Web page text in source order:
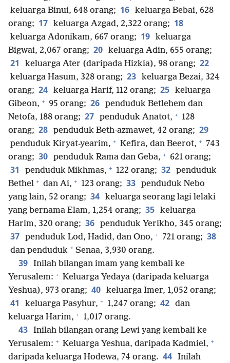
keluarga Binui, 648 orang; 16 keluarga Bebai, 628
orang; 17 keluarga Azgad, 2,322 orang; 18
keluarga Adonikam, 667 orang; 19 keluarga
Bigwai, 2,067 orang; 20 keluarga Adin, 655 orang;
21 keluarga Ater (daripada Hizkia), 98 orang; 22
keluarga Hasum, 328 orang; 23 keluarga Bezai, 324
orang; 24 keluarga Harif, 112 orang; 25 keluarga
Gibeon, + 95 orang; 26 penduduk Betlehem dan
Netofa, 188 orang; 27 penduduk Anatot, + 128
orang; 28 penduduk Beth-azmawet, 42 orang; 29
penduduk Kiryat-yearim, + Kefira, dan Beerot, + 743
orang; 30 penduduk Rama dan Geba, + 621 orang;
31 penduduk Mikhmas, + 122 orang; 32 penduduk
Bethel + dan Ai, + 123 orang; 33 penduduk Nebo
yang lain, 52 orang; 34 keluarga seorang lagi lelaki
yang bernama Elam, 1,254 orang; 35 keluarga
Harim, 320 orang; 36 penduduk Yerikho, 345 orang;
37 penduduk Lod, Hadid, dan Ono, + 721 orang; 38
dan penduduk * Senaa, 3,930 orang.
39 Inilah bilangan imam yang kembali ke
Yerusalem: + Keluarga Yedaya (daripada keluarga
Yeshua), 973 orang; 40 keluarga Imer, 1,052 orang;
41 keluarga Pasyhur, + 1,247 orang; 42 dan
keluarga Harim, + 1,017 orang.
43 Inilah bilangan orang Lewi yang kembali ke
Yerusalem: + Keluarga Yeshua, daripada Kadmiel, +
daripada keluarga Hodewa, 74 orang. 44 Inilah